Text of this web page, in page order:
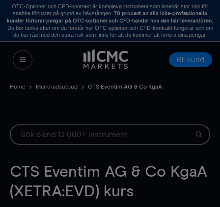
OTC-Optioner och CFD-kontrakt är komplexa instrument som innebär stor risk för
snabba förluster på grund av hävstången. 70 procent av alla icke-professionella
kunder förlorar pengar på OTC-optioner och CFD-handel hos den här leverantören.
Du bör tänka efter om du förstår hur OTC-optioner och CFD-kontrakt fungerar och om
du har råd med den stora risk som finns för att du kommer att förlora dina pengar.
Bli kund
Home Marknadsutbud CTS Eventim AG & Co KgaA
CTS Eventim AG & Co KgaA
(XETRA:EVD) kurs